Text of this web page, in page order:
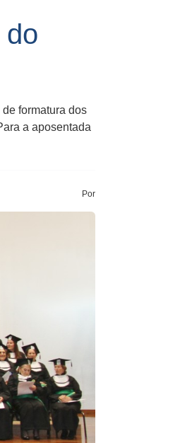
do
formatura dos
a aposentada
Por